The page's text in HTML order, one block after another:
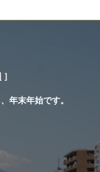
］
年末年始です。